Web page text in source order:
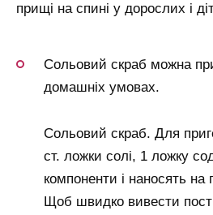
прищі на спині у дорослих і
Сольовий скраб можна
домашніх умовах.
Сольовий скраб. Для
ст. ложки солі, 1 ложку
компоненти і наносять на
Щоб швидко вивести